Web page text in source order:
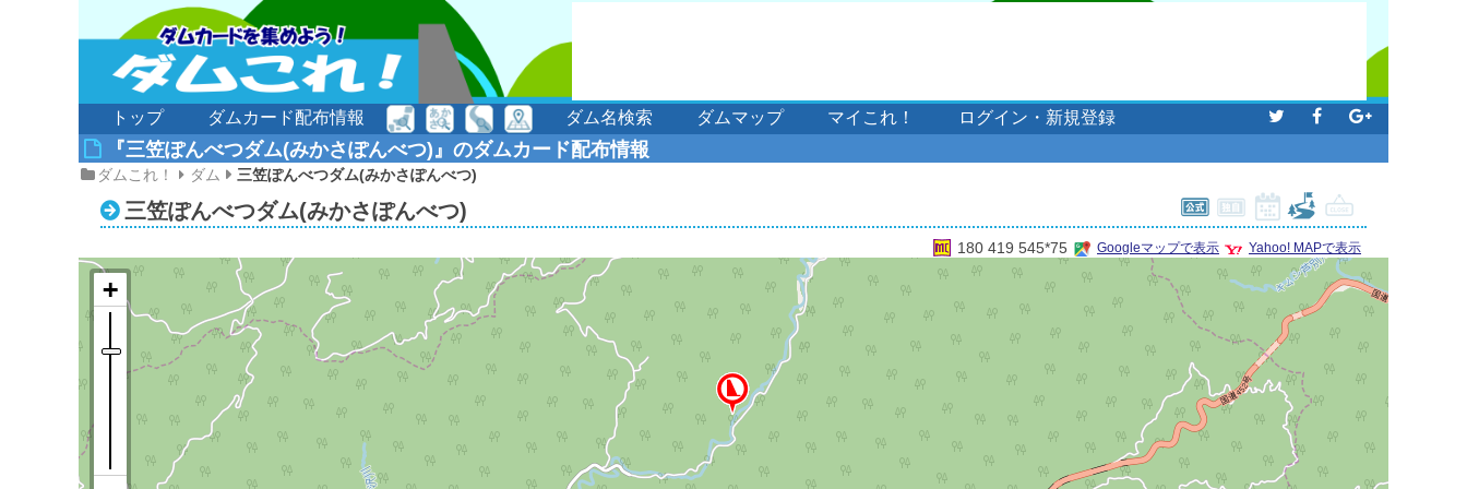
トップ ダムカード配布情報 ダム名検索 ダムマップ マイこれ！ ログイン・新規登録
『三笠ぽんべつダム(みかさぽんべつ)』のダムカード配布情報
ダムこれ！ ダム 三笠ぽんべつダム(みかさぽんべつ)
三笠ぽんべつダム(みかさぽんべつ)
Yahoo! MAPで表示
Googleマップで表示
180 419 545*75